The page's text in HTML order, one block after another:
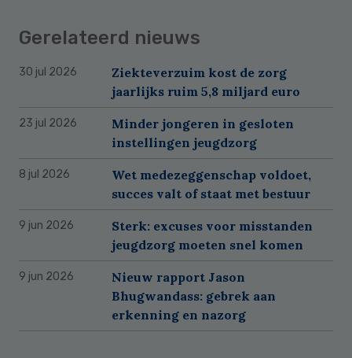
Gerelateerd nieuws
30 jul 2026
Ziekteverzuim kost de zorg
jaarlijks ruim 5,8 miljard euro
23 jul 2026
Minder jongeren in gesloten
instellingen jeugdzorg
8 jul 2026
Wet medezeggenschap voldoet,
succes valt of staat met bestuur
9 jun 2026
Sterk: excuses voor misstanden
jeugdzorg moeten snel komen
9 jun 2026
Nieuw rapport Jason
Bhugwandass: gebrek aan
erkenning en nazorg